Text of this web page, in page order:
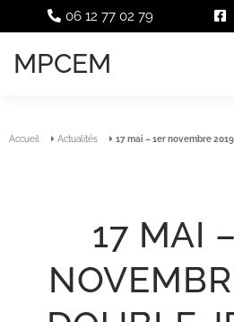
06 12 77 02 79
MPCEM
Accueil Actualités 17 mai – 1er novembre
17 MAI